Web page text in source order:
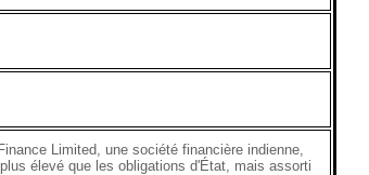
Limited, une société financière indienne,
élevé que les obligations d'État, mais assorti